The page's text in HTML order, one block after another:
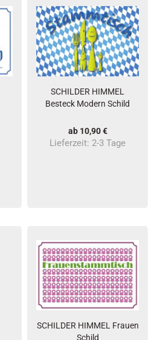
SCHILDER HIMMEL
Besteck Modern Schild
ab 10,90 €
Lieferzeit: 2-3 Tage
SCHILDER HIMMEL Frauen
Schild